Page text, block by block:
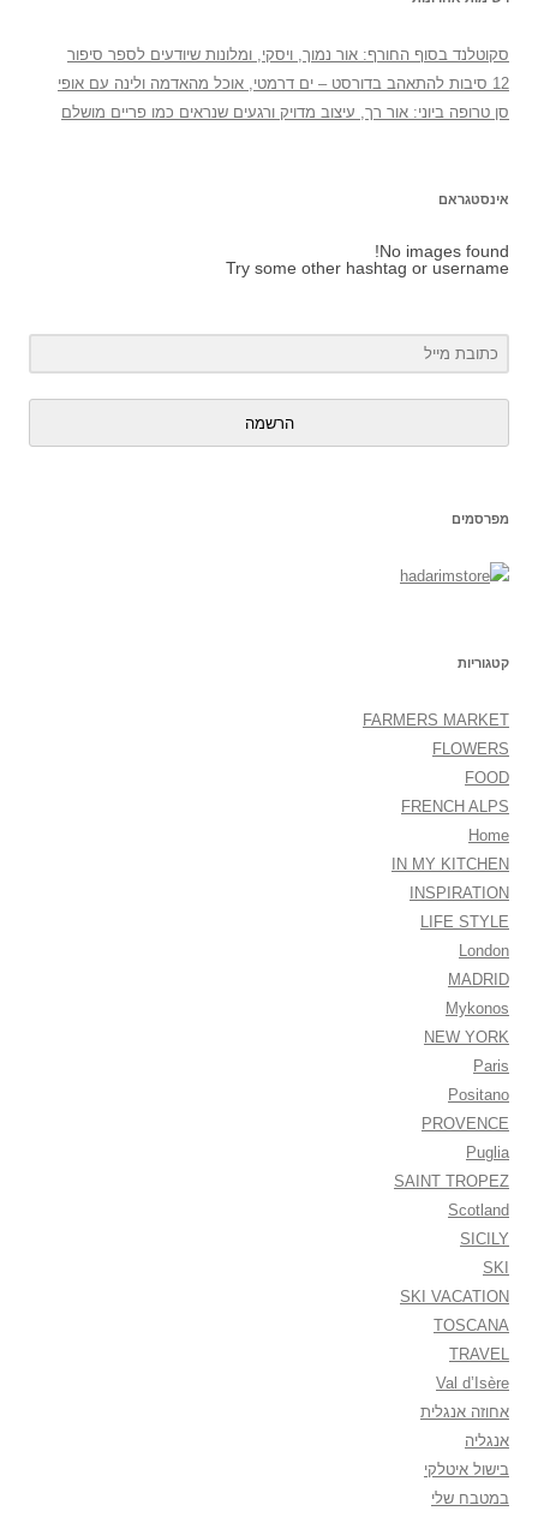
סקוטלנד בסוף החורף: אור נמוך, ויסקי, ומלונות שיודעים לספר סיפור
12 סיבות להתאהב בדורסט – ים דרמטי, אוכל מהאדמה ולינה עם אופי
סן טרופה ביוני: אור רך, עיצוב מדויק ורגעים שנראים כמו פריים מושלם
אינסטגראם
No images found!
Try some other hashtag or username
הרשמה
מפרסמים
קטגוריות
FARMERS MARKET
FLOWERS
FOOD
FRENCH ALPS
Home
IN MY KITCHEN
INSPIRATION
LIFE STYLE
London
MADRID
Mykonos
NEW YORK
Paris
Positano
PROVENCE
Puglia
SAINT TROPEZ
Scotland
SICILY
SKI
SKI VACATION
TOSCANA
TRAVEL
Val d’Isère
אחוזה אנגלית
אנגליה
בישול איטלקי
במטבח שלי